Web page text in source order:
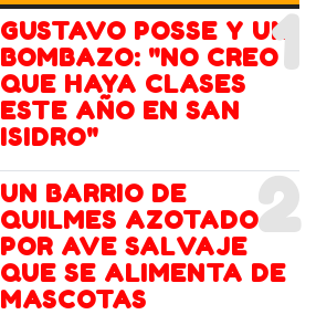
1
GUSTAVO POSSE Y UN
BOMBAZO: "NO CREO
QUE HAYA CLASES
ESTE AÑO EN SAN
ISIDRO"
2
UN BARRIO DE
QUILMES AZOTADO
POR AVE SALVAJE
QUE SE ALIMENTA DE
MASCOTAS